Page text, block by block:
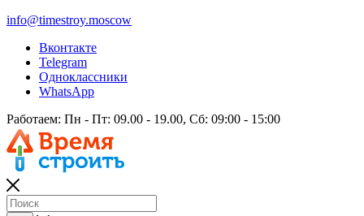
info@timestroy.moscow
Вконтакте
Telegram
Одноклассники
WhatsApp
Работаем: Пн - Пт: 09.00 - 19.00, Сб: 09:00 - 15:00